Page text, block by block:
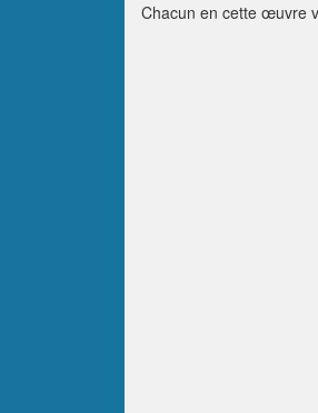
Chacun en cette œuvre